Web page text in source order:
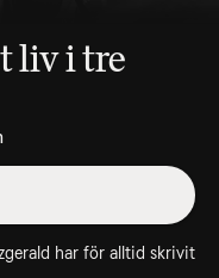
liv i tre
har för alltid skrivit